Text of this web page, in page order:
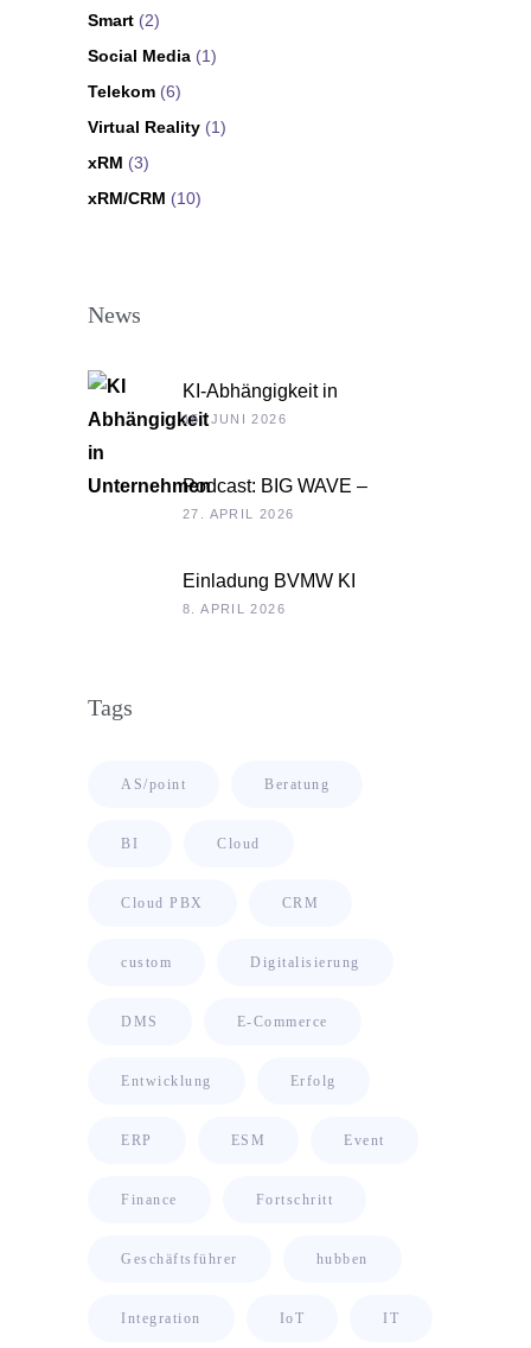
Smart (2)
Social Media (1)
Telekom (6)
Virtual Reality (1)
xRM (3)
xRM/CRM (10)
News
KI-Abhängigkeit in
Unternehmen
15. JUNI 2026
Podcast: BIG WAVE –
Unternehmenskultur als
27. APRIL 2026
Einladung BVMW KI
Roadshow 2026: KI im Kontext
8. APRIL 2026
Tags
AS/point Beratung
BI Cloud
Cloud PBX CRM
custom Digitalisierung
DMS E-Commerce
Entwicklung Erfolg
ERP ESM Event
Finance Fortschritt
Geschäftsführer hubben
Integration IoT IT